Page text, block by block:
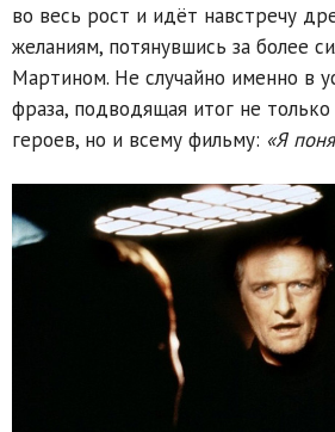
во весь рост и идёт навстречу
желаниям, потянувшись за более
Мартином. Не случайно именно в
фраза, подводящая итог не
героев, но и всему фильму: «Я